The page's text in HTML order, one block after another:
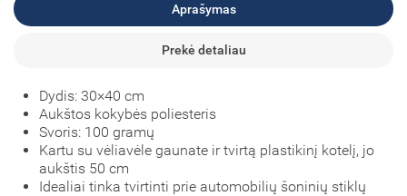
Aprašymas
Prekė detaliau
Dydis: 30×40 cm
Aukštos kokybės poliesteris
Svoris: 100 gramų
Kartu su vėliavėle gaunate ir tvirtą plastikinį kotelį, jo
aukštis 50 cm
Idealiai tinka tvirtinti prie automobilių šoninių stiklų